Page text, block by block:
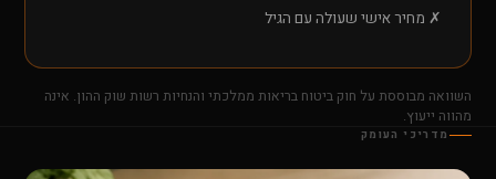
✗ מחיר אישי שעולה עם הגיל
השוואה מבוססת על חוק ביטוח בריאות ממלכתי והנחיות רשות שוק ההון. אינה
מהווה ייעוץ.
מדריכי העומק